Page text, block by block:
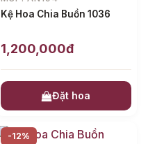
Kệ Hoa Chia Buồn 1036
1,200,000đ
Đặt hoa
-12%